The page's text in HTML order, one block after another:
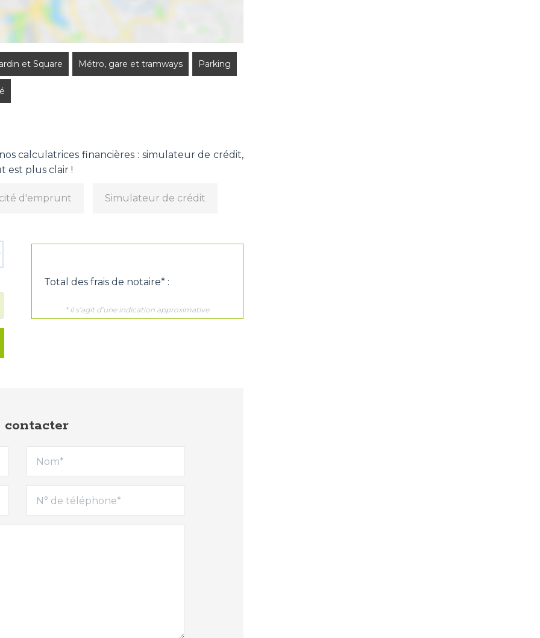
et Square Métro, gare et tramways Parking
calculatrices financières : simulateur de crédit,
est plus clair !
d'emprunt Simulateur de crédit
contacter